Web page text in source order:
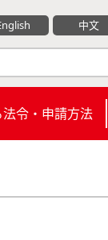
中文
令・申請方法